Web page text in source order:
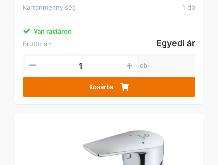
Kartonmennyiség
1 db
Van raktáron
Bruttó ár:
Egyedi ár
db
Kosárba